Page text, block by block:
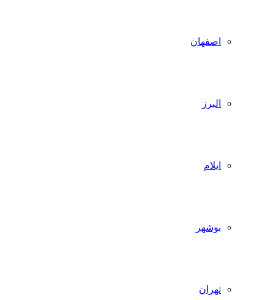
اصفهان
البرز
ایلام
بوشهر
تهران